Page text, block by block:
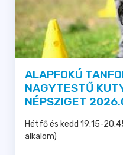
ALAPFOKÚ
NAGYTESTŰ
NÉPSZIGET
Hétfő és kedd 19:15-
alkalom)